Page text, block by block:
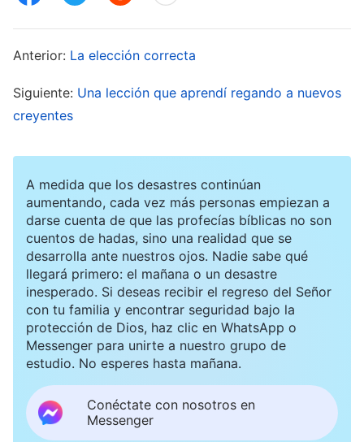
las tierras y no tiene cosechas para comer, ¡a ver
si conserva la fe!”. Estaba enojadísimo. Nuestra
fe es la senda correcta, pero el Partido
muy doloroso. Recordé unas palabras de Dios:
Tal vez todos recordáis estas palabras: ‘Pues
esta aflicción leve y pasajera nos produce un
eterno peso de gloria que sobrepasa toda
comparación’. Todos habéis oído estas palabras
antes, sin embargo, ninguno de vosotros
comprendió su verdadero significado. Hoy, sois
profundamente conscientes de su verdadero
sentido. Dios cumplirá estas palabras durante
los últimos días y se cumplirán en aquellos que
Anterior: La elección correcta
Siguiente: Una lección que aprendí regando a nuevos
creyentes
A medida que los desastres continúan
aumentando, cada vez más personas empiezan a
darse cuenta de que las profecías bíblicas no son
cuentos de hadas, sino una realidad que se
desarrolla ante nuestros ojos. Nadie sabe qué
llegará primero: el mañana o un desastre
inesperado. Si deseas recibir el regreso del Señor
con tu familia y encontrar seguridad bajo la
protección de Dios, haz clic en WhatsApp o
Messenger para unirte a nuestro grupo de
estudio. No esperes hasta mañana.
Conéctate con nosotros en
Messenger